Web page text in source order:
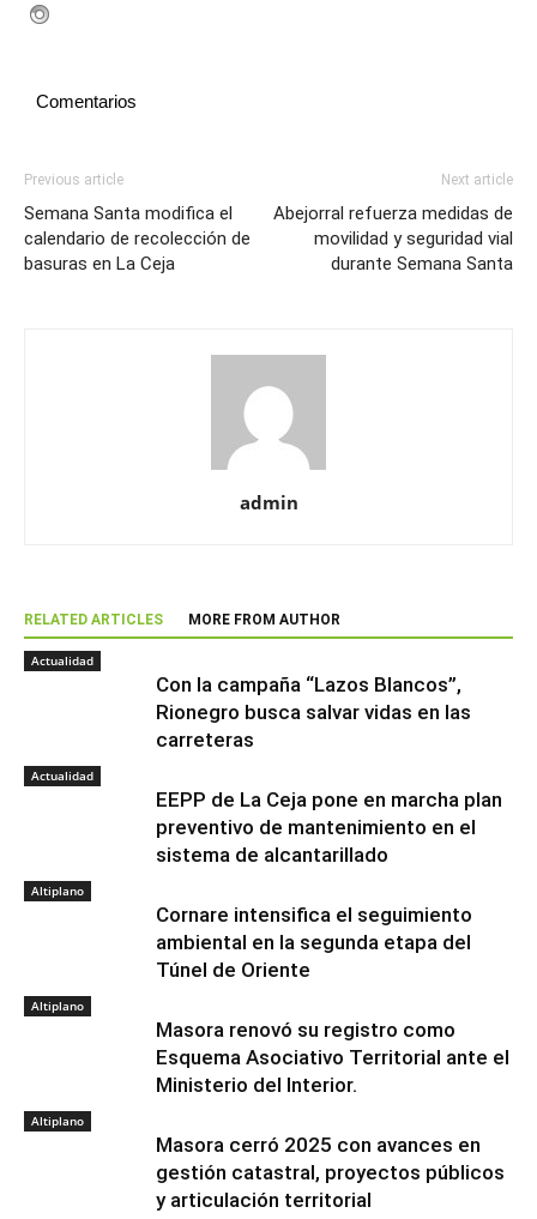
Comentarios
Previous article
Semana Santa modifica el
calendario de recolección de
basuras en La Ceja
Next article
Abejorral refuerza medidas de
movilidad y seguridad vial
durante Semana Santa
admin
RELATED ARTICLES MORE FROM AUTHOR
Actualidad
Con la campaña “Lazos Blancos”,
Rionegro busca salvar vidas en las
carreteras
Actualidad
EEPP de La Ceja pone en marcha plan
preventivo de mantenimiento en el
sistema de alcantarillado
Altiplano
Cornare intensifica el seguimiento
ambiental en la segunda etapa del
Túnel de Oriente
Altiplano
Masora renovó su registro como
Esquema Asociativo Territorial ante el
Ministerio del Interior.
Altiplano
Masora cerró 2025 con avances en
gestión catastral, proyectos públicos
y articulación territorial